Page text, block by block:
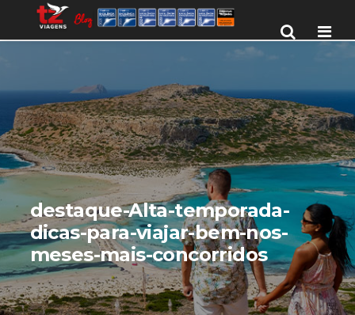
destaque-Alta-temporada-
dicas-para-viajar-bem-nos-
meses-mais-concorridos